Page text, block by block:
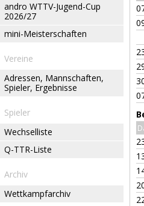
andro WTTV-Jugend-Cup
2026/27
mini-Meisterschaften
Vereine
Adressen, Mannschaften,
Spieler, Ergebnisse
Spieler
Wechselliste
Q-TTR-Liste
Archiv
Wettkampfarchiv